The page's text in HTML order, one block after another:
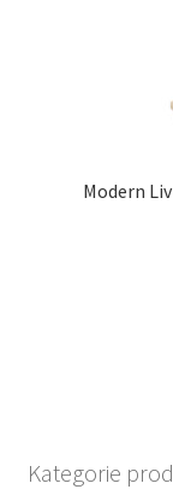
Modern
Kategorie